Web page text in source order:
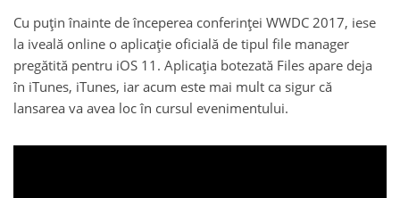
Cu puțin înainte de începerea conferinței WWDC 2017, iese
la iveală online o aplicație oficială de tipul file manager
pregătită pentru iOS 11. Aplicația botezată Files apare deja
în iTunes, iTunes, iar acum este mai mult ca sigur că
lansarea va avea loc în cursul evenimentului.